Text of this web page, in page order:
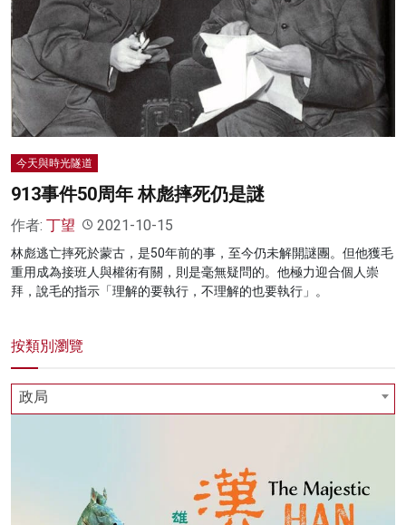
名家榜
灼見活動
關於我們
今天與時光隧道
913事件50周年 林彪摔死仍是謎
作者: 丁望 2021-10-15
林彪逃亡摔死於蒙古，是50年前的事，至今仍未解開謎團。但他獲毛
重用成為接班人與權術有關，則是毫無疑問的。他極力迎合個人崇
拜，說毛的指示「理解的要執行，不理解的也要執行」。
按類別瀏覽
政局